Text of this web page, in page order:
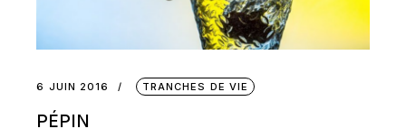
6 JUIN 2016 TRANCHES DE VIE
PÉPIN